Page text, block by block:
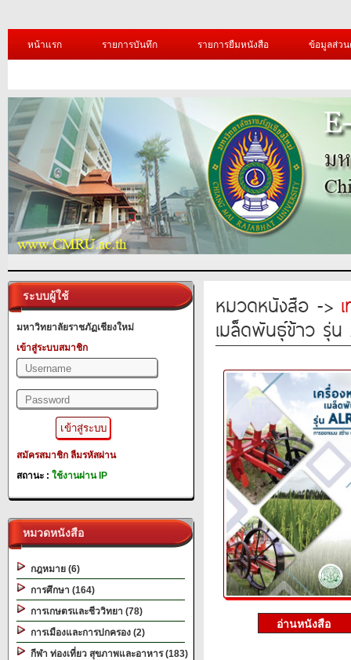
หน้าแรก รายการบันทึก รายการยืมหนังสือ ข้อมูลส่ว
ระบบผู้ใช้
มหาวิทยาลัยราชภัฏเชียงใหม่
เข้าสู่ระบบสมาชิก
สมัครสมาชิก ลืมรหัสผ่าน
สถานะ : ใช้งานผ่าน IP
หมวดหนังสือ
กฎหมาย (6)
การศึกษา (164)
การเกษตรและชีววิทยา (78)
การเมืองและการปกครอง (2)
กีฬา ท่องเที่ยว สุขภาพและอาหาร (183)
หมวดหนังสือ ->
เมล็ดพันธุ์ข้าว รุ่น